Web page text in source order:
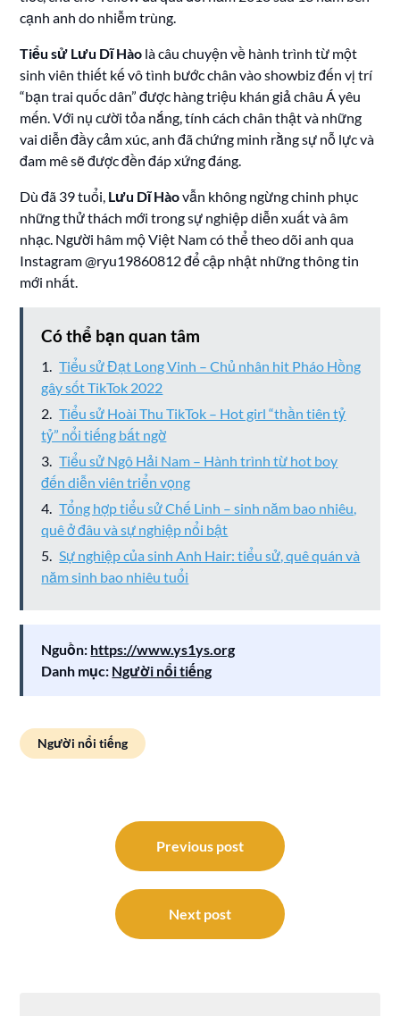
cạnh anh do nhiễm trùng.
Tiểu sử Lưu Dĩ Hào là câu chuyện về hành trình từ một
sinh viên thiết kế vô tình bước chân vào showbiz đến vị trí
“bạn trai quốc dân” được hàng triệu khán giả châu Á yêu
mến. Với nụ cười tỏa nắng, tính cách chân thật và những
vai diễn đầy cảm xúc, anh đã chứng minh rằng sự nỗ lực và
đam mê sẽ được đền đáp xứng đáng.
Dù đã 39 tuổi, Lưu Dĩ Hàovẫn không ngừng chinh phục
những thử thách mới trong sự nghiệp diễn xuất và âm
nhạc. Người hâm mộ Việt Nam có thể theo dõi anh qua
Instagram @ryu19860812 để cập nhật những thông tin
mới nhất.
Có thể bạn quan tâm
Tiểu sử Đạt Long Vinh – Chủ nhân hit Pháo Hồng
gây sốt TikTok 2022
Tiểu sử Hoài Thu TikTok – Hot girl “thần tiên tỷ
tỷ” nổi tiếng bất ngờ
Tiểu sử Ngô Hải Nam – Hành trình từ hot boy
đến diễn viên triển vọng
Tổng hợp tiểu sử Chế Linh – sinh năm bao nhiêu,
quê ở đâu và sự nghiệp nổi bật
Sự nghiệp của sinh Anh Hair: tiểu sử, quê quán và
năm sinh bao nhiêu tuổi
Nguồn: https://www.ys1ys.org
Danh mục: Người nổi tiếng
Người nổi tiếng
Previous post
Next post